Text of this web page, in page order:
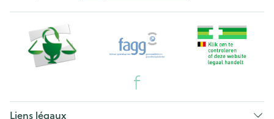
Liens légaux